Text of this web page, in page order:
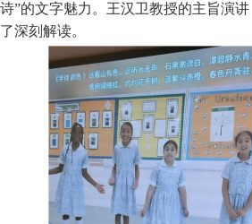
诗”的文字魅力。王汉卫教授的主旨演
了深刻解读。